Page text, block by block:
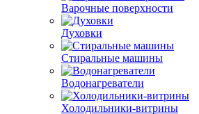
Варочные поверхности
Духовки
Стиральные машины
Водонагреватели
Холодильники-витрины